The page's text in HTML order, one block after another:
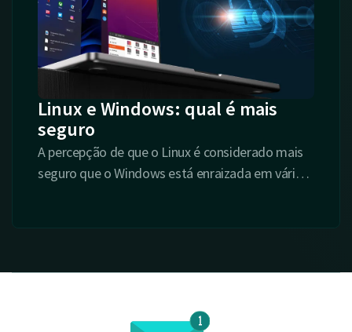
Linux e Windows: qual é mais
seguro
A percepção de que o Linux é considerado mais
seguro que o Windows está enraizada em vários